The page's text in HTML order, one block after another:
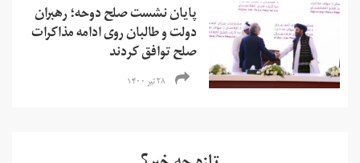
پایان نشست صلح دوحه؛ رهبران
دولت و طالبان روی ادامه مذاکرات
صلح توافق کردند
۲۸ تیر ۱۴۰۰